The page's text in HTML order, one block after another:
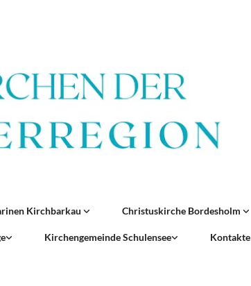
Kirchbarkau Christuskirche Bordesholm
Kirchengemeinde Schulensee Kontakte